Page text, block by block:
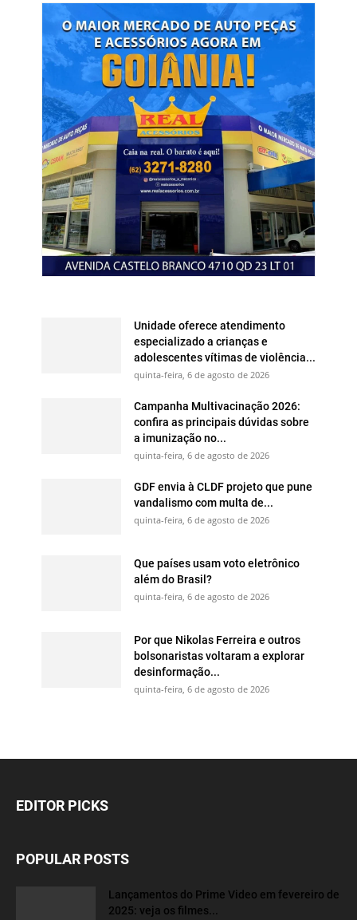
Unidade oferece atendimento
especializado a crianças e
adolescentes vítimas de violência...
quinta-feira, 6 de agosto de 2026
Campanha Multivacinação 2026:
confira as principais dúvidas sobre
a imunização no...
quinta-feira, 6 de agosto de 2026
GDF envia à CLDF projeto que pune
vandalismo com multa de...
quinta-feira, 6 de agosto de 2026
Que países usam voto eletrônico
além do Brasil?
quinta-feira, 6 de agosto de 2026
Por que Nikolas Ferreira e outros
bolsonaristas voltaram a explorar
desinformação...
quinta-feira, 6 de agosto de 2026
EDITOR PICKS
POPULAR POSTS
Lançamentos do Prime Video em fevereiro de
2025: veja os filmes...